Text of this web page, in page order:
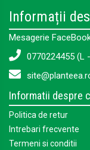
Informații
Mesagerie
0770224455 (L
Informatii despre
Politica de retur
Intrebari frecvente
Termeni si conditii